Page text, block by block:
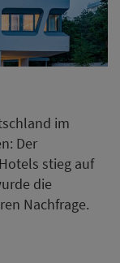
im
Der
stieg auf
die
Nachfrage.